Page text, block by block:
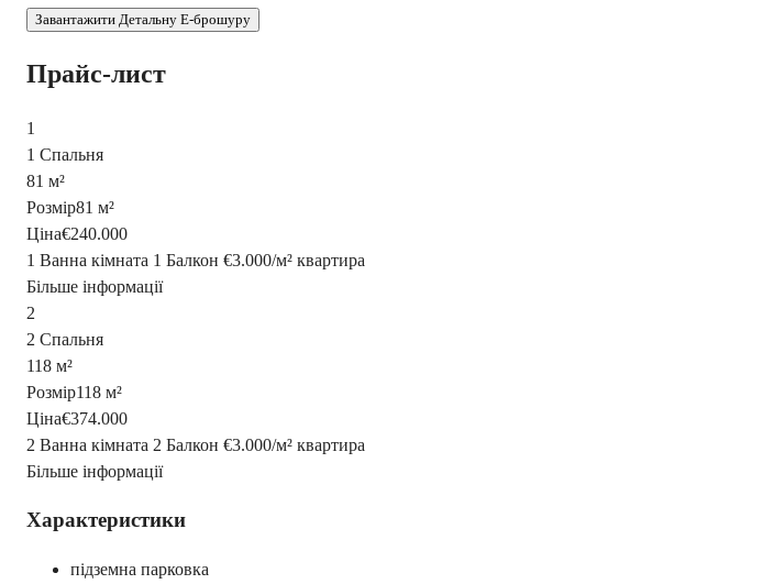
Завантажити Детальну E-брошуру
Прайс-лист
1
1 Спальня
81 м²
Розмір81 м²
Ціна€240.000
1 Ванна кімната 1 Балкон €3.000/м² квартира
Більше інформації
2
2 Спальня
118 м²
Розмір118 м²
Ціна€374.000
2 Ванна кімната 2 Балкон €3.000/м² квартира
Більше інформації
Характеристики
підземна парковка